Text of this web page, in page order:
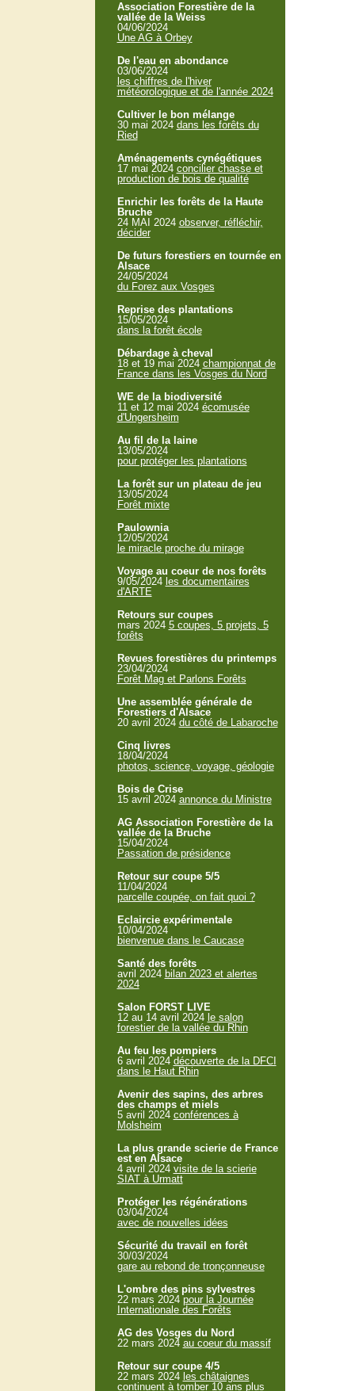
Association Forestière de la
vallée de la Weiss
04/06/2024
Une AG à Orbey
De l'eau en abondance
03/06/2024
les chiffres de l'hiver
météorologique et de l'année 2024
Cultiver le bon mélange
30 mai 2024 dans les forêts du
Ried
Aménagements cynégétiques
17 mai 2024 concilier chasse et
production de bois de qualité
Enrichir les forêts de la Haute
Bruche
24 MAI 2024 observer, réfléchir,
décider
De futurs forestiers en tournée en
Alsace
24/05/2024
du Forez aux Vosges
Reprise des plantations
15/05/2024
dans la forêt école
Débardage à cheval
18 et 19 mai 2024 championnat de
France dans les Vosges du Nord
WE de la biodiversité
11 et 12 mai 2024 écomusée
d'Ungersheim
Au fil de la laine
13/05/2024
pour protéger les plantations
La forêt sur un plateau de jeu
13/05/2024
Forêt mixte
Paulownia
12/05/2024
le miracle proche du mirage
Voyage au coeur de nos forêts
9/05/2024 les documentaires
d'ARTE
Retours sur coupes
mars 2024 5 coupes, 5 projets, 5
forêts
Revues forestières du printemps
23/04/2024
Forêt Mag et Parlons Forêts
Une assemblée générale de
Forestiers d'Alsace
20 avril 2024 du côté de Labaroche
Cinq livres
18/04/2024
photos, science, voyage, géologie
Bois de Crise
15 avril 2024 annonce du Ministre
AG Association Forestière de la
vallée de la Bruche
15/04/2024
Passation de présidence
Retour sur coupe 5/5
11/04/2024
parcelle coupée, on fait quoi ?
Eclaircie expérimentale
10/04/2024
bienvenue dans le Caucase
Santé des forêts
avril 2024 bilan 2023 et alertes
2024
Salon FORST LIVE
12 au 14 avril 2024 le salon
forestier de la vallée du Rhin
Au feu les pompiers
6 avril 2024 découverte de la DFCI
dans le Haut Rhin
Avenir des sapins, des arbres
des champs et miels
5 avril 2024 conférences à
Molsheim
La plus grande scierie de France
est en Alsace
4 avril 2024 visite de la scierie
SIAT à Urmatt
Protéger les régénérations
03/04/2024
avec de nouvelles idées
Sécurité du travail en forêt
30/03/2024
gare au rebond de tronçonneuse
L'ombre des pins sylvestres
22 mars 2024 pour la Journée
Internationale des Forêts
AG des Vosges du Nord
22 mars 2024 au coeur du massif
Retour sur coupe 4/5
22 mars 2024 les châtaignes
continuent à tomber 10 ans plus